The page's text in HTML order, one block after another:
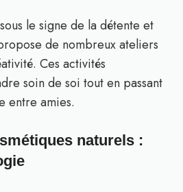
le signe de la détente et
de nombreux ateliers
Ces activités
soin de soi tout en passant
entre amies.
naturels :